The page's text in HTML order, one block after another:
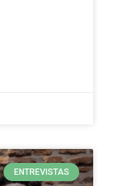
ENTREVISTAS